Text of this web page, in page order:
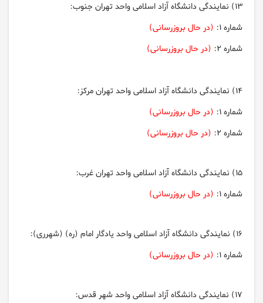
13) نمايندگی دانشگاه آزاد اسلامی واحد تهران جنوب:
شماره 1:
(در حال بروزرسانی)
شماره 2:
(در حال بروزرسانی)
14) نمايندگی دانشگاه آزاد اسلامی واحد تهران مركز:
شماره 1:
(در حال بروزرسانی)
شماره 2:
(در حال بروزرسانی)
15) نمايندگی دانشگاه آزاد اسلامی واحد تهران غرب:
شماره 1:
(در حال بروزرسانی)
16) نمايندگی دانشگاه آزاد اسلامی واحد يادگار امام (ره) (شهرری):
شماره 1:
(در حال بروزرسانی)
17) نمايندگی دانشگاه آزاد اسلامی واحد شهر قدس: